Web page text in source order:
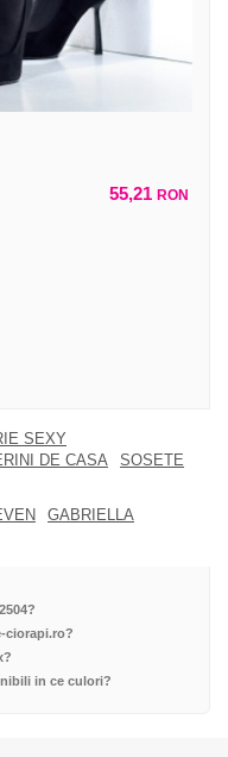
55,21 RON
SEXY
DE CASA
SOSETE
GABRIELLA
ciorapi.ro?
in ce culori?